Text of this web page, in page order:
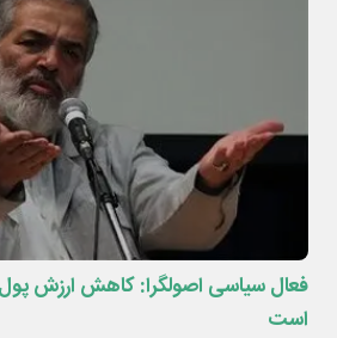
فعال سیاسی اصولگرا: کاهش ارزش
است